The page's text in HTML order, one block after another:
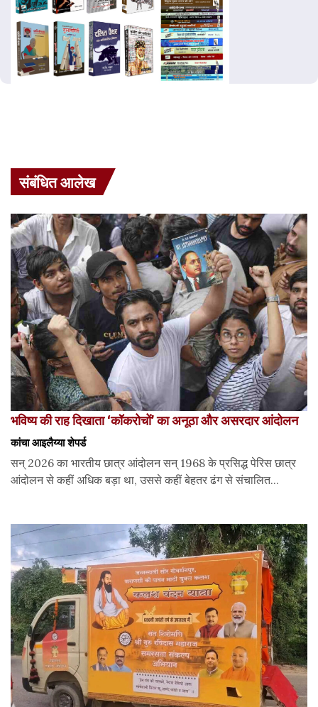
संबंधित आलेख
भविष्य की राह दिखाता ‘कॉकरोचों’ का अनूठा और असरदार आंदोलन
कांचा आइलैय्या शेपर्ड
सन् 2026 का भारतीय छात्र आंदोलन सन् 1968 के प्रसिद्ध पेरिस छात्र
आंदोलन से कहीं अधिक बड़ा था, उससे कहीं बेहतर ढंग से संचालित...